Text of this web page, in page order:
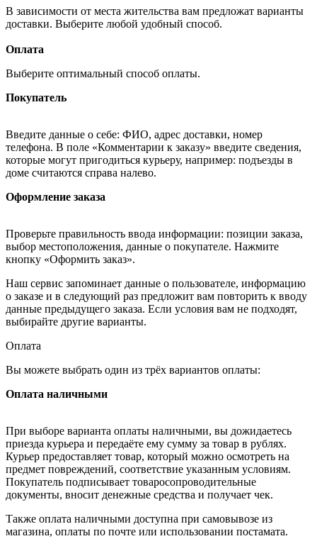
В зависимости от места жительства вам предложат варианты
доставки. Выберите любой удобный способ.
Оплата
Выберите оптимальный способ оплаты.
Покупатель
Введите данные о себе: ФИО, адрес доставки, номер
телефона. В поле «Комментарии к заказу» введите сведения,
которые могут пригодиться курьеру, например: подъезды в
доме считаются справа налево.
Оформление заказа
Проверьте правильность ввода информации: позиции заказа,
выбор местоположения, данные о покупателе. Нажмите
кнопку «Оформить заказ».
Наш сервис запоминает данные о пользователе, информацию
о заказе и в следующий раз предложит вам повторить к вводу
данные предыдущего заказа. Если условия вам не подходят,
выбирайте другие варианты.
Оплата
Вы можете выбрать один из трёх вариантов оплаты:
Оплата наличными
При выборе варианта оплаты наличными, вы дожидаетесь
приезда курьера и передаёте ему сумму за товар в рублях.
Курьер предоставляет товар, который можно осмотреть на
предмет повреждений, соответствие указанным условиям.
Покупатель подписывает товаросопроводительные
документы, вносит денежные средства и получает чек.
Также оплата наличными доступна при самовывозе из
магазина, оплаты по почте или использовании постамата.